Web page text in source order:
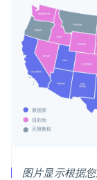
图片显示根据